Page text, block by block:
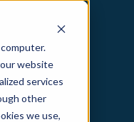
website
services
other
we use,